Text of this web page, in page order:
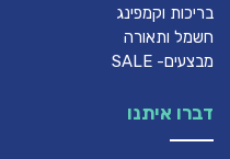
בריכות וקמפינג
חשמל ותאורה
מבצעים- SALE
דברו איתנו